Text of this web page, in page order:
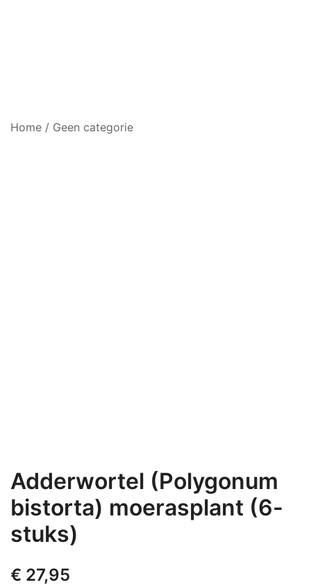
Home / Geen categorie
Adderwortel (Polygonum
bistorta) moerasplant (6-
stuks)
€ 27,95